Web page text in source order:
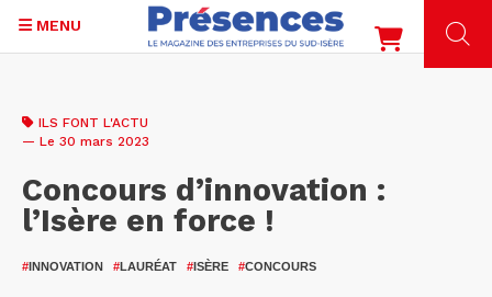
contenu
MENU
ILS FONT L'ACTU
— Le 30 mars 2023
Concours d’innovation :
l’Isère en force !
#INNOVATION #LAURÉAT #ISÈRE #CONCOURS